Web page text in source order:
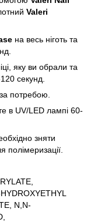
Valeri
на весь ніготь та
яку ви обрали та
секунд.
потребою.
в UV/LED лампі 60-
зняти
полімеризації.
N,N-